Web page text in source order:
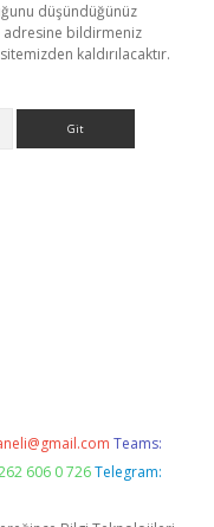
düşündüğünüz
adresine bildirmeniz
kaldırılacaktır.
Teams:
606 0 726 Telegram: